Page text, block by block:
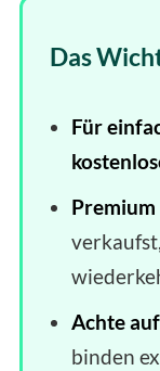
Das
Für
Achte
binden